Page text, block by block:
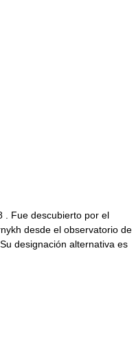
. Fue descubierto por el
desde el observatorio de
designación alternativa es